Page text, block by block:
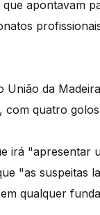
apontavam
da
quatro
irá "apresentar
"as suspeitas
qualquer